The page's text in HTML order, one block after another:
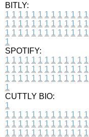
BITLY:
1 1 1 1 1 1 1 1 1 1 1 1 1
1 1 1 1 1 1 1 1 1 1 1 1 1
1 1 1 1 1 1 1 1 1 1 1 1 1
1
SPOTIFY:
1 1 1 1 1 1 1 1 1 1 1 1 1
1 1 1 1 1 1 1 1 1 1 1 1 1
1 1 1 1 1 1 1 1 1 1 1 1 1
1
CUTTLY BIO:
1
1 1 1 1 1 1 1 1 1 1 1 1 1
1 1 1 1 1 1 1 1 1 1 1 1 1
1 1 1 1 1 1 1 1 1 1 1 1 1